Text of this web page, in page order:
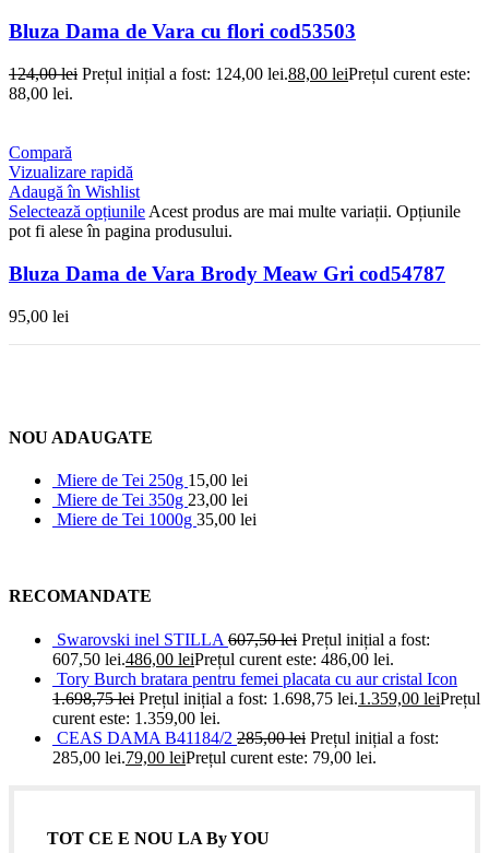
Bluza Dama de Vara cu flori cod53503
124,00lei Prețul inițial a fost: 124,00 lei.88,00 leiPrețul curent este:
88,00 lei.
Compară
Vizualizare rapidă
Adaugă în Wishlist
Selectează opțiunile Acest produs are mai multe variații. Opțiunile
pot fi alese în pagina produsului.
Bluza Dama de Vara Brody Meaw Gri cod54787
95,00 lei
NOU ADAUGATE
Miere de Tei 250g 15,00 lei
Miere de Tei 350g 23,00 lei
Miere de Tei 1000g 35,00 lei
RECOMANDATE
Swarovski inel STILLA 607,50lei Prețul inițial a fost:
607,50 lei.486,00 leiPrețul curent este: 486,00 lei.
Tory Burch bratara pentru femei placata cu aur cristal Icon
1.698,75lei Prețul inițial a fost: 1.698,75 lei.1.359,00 leiPrețul
curent este: 1.359,00 lei.
CEAS DAMA B41184/2 285,00lei Prețul inițial a fost:
285,00 lei.79,00 leiPrețul curent este: 79,00 lei.
TOT CE E NOU LA By YOU